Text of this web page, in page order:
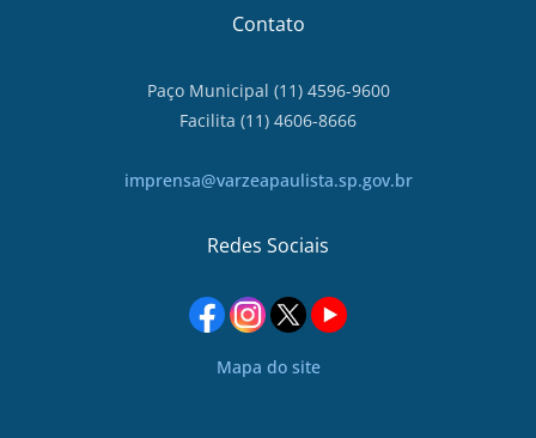
Contato
Paço Municipal (11) 4596-9600
Facilita (11) 4606-8666
imprensa@varzeapaulista.sp.gov.br
Redes Sociais
Mapa do site